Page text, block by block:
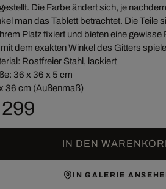
Die Farbe ändert sich, je
man das Tablett betrachtet. Die Teile
Platz fixiert und bieten eine gewisse
mit dem exakten Winkel des Gitters
Rostfreier Stahl, lackiert
36 x 36 x 5 cm
36 cm (Außenmaß)
IN DEN
IN GALERIE